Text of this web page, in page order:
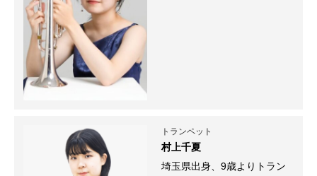
トランペット
村上千夏
埼玉県出身、9歳よりトラン